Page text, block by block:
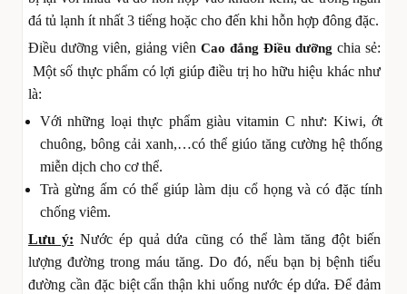
đá tủ lạnh ít nhất 3 tiếng hoặc cho đến khi hỗn hợp đông đặc.
Điều dưỡng viên, giảng viên Cao đẳng Điều dưỡng chia sẻ:
Một số thực phẩm có lợi giúp điều trị ho hữu hiệu khác như
là:
Với những loại thực phẩm giàu vitamin C như: Kiwi, ớt
chuông, bông cải xanh,…có thể giúo tăng cường hệ thống
miễn dịch cho cơ thể.
Trà gừng ấm có thể giúp làm dịu cổ họng và có đặc tính
chống viêm.
Lưu ý: Nước ép quả dứa cũng có thể làm tăng đột biến
lượng đường trong máu tăng. Do đó, nếu bạn bị bệnh tiểu
đường cần đặc biệt cẩn thận khi uống nước ép dứa. Để đảm